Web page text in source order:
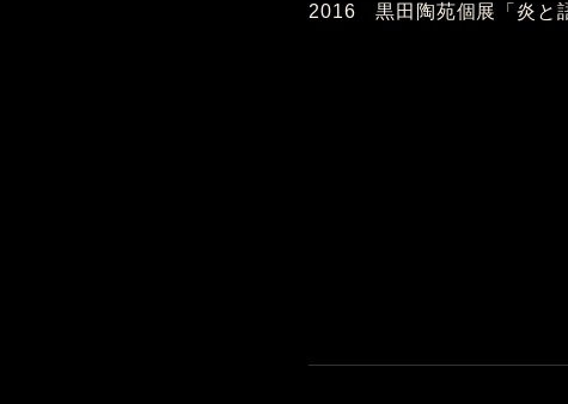
2016 黒田陶苑個展「炎と